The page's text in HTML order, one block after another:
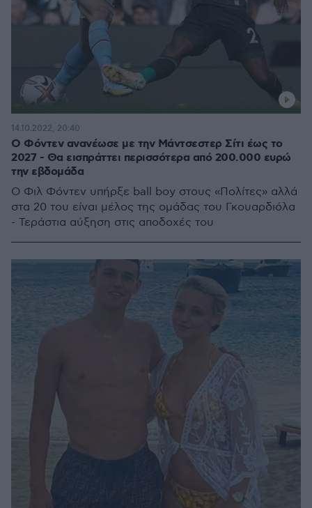
Ο Φόντεν ανανέωσε με την Μάντσεστερ Σίτι έως το
2027 - Θα εισπράττει περισσότερα από 200.000 ευρώ
την εβδομάδα
Ο Φιλ Φόντεν υπήρξε ball boy στους «Πολίτες» αλλά
στα 20 του είναι μέλος της ομάδας του Γκουαρδιόλα
- Τεράστια αύξηση στις αποδοχές του
14.10.2022, 20:40